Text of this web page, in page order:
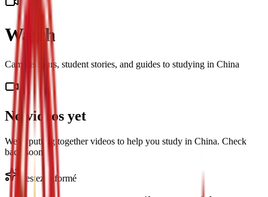
Watch
Campus tours, student stories, and guides to studying in China
No videos yet
We're putting together videos to help you study in China. Check
back soon!
Restez Informé